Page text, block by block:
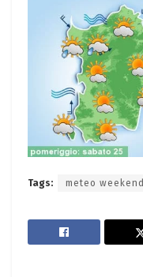
Tags: meteo weekend